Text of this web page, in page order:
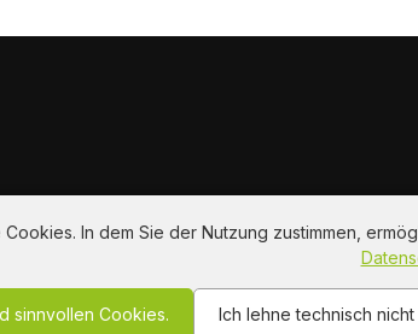
In dem Sie der Nutzung zustimmen,
sinnvollen Cookies. Ich lehne technisch